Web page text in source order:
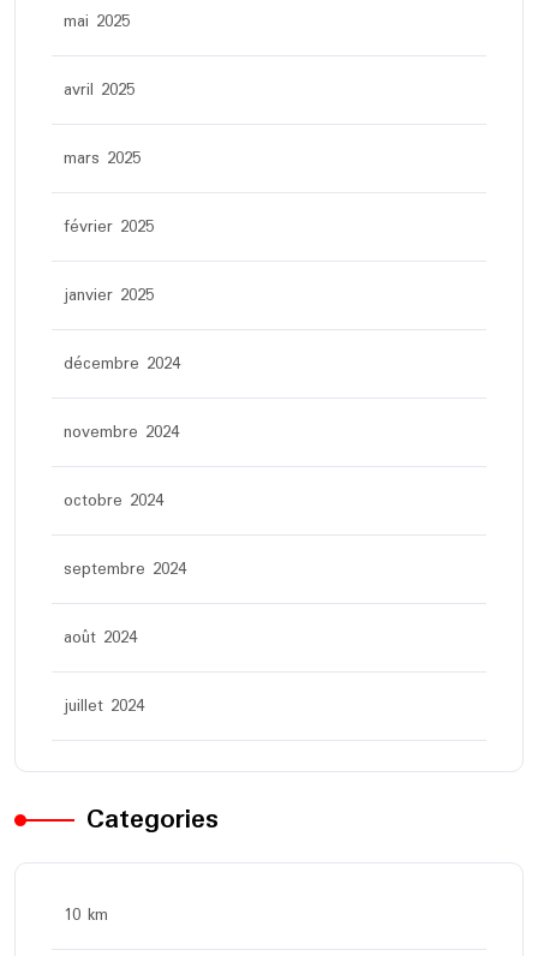
mai 2025
avril 2025
mars 2025
février 2025
janvier 2025
décembre 2024
novembre 2024
octobre 2024
septembre 2024
août 2024
juillet 2024
Categories
10 km